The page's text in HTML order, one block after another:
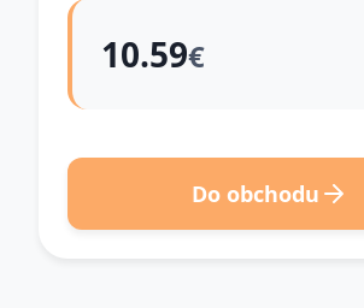
10.59€
Do obchodu